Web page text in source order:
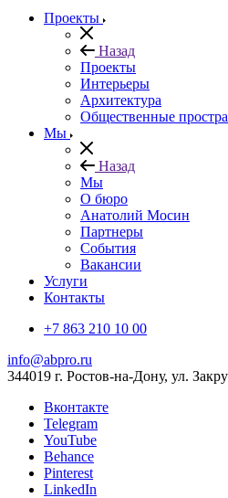
Проекты
Назад
Проекты
Интерьеры
Архитектура
Общественные
Мы
Назад
Мы
О бюро
Анатолий Мосин
Партнеры
События
Вакансии
Услуги
Контакты
+7 863 210 10 00
info@abpro.ru
344019 г. Ростов-на-Дону, ул.
Вконтакте
Telegram
YouTube
Behance
Pinterest
LinkedIn